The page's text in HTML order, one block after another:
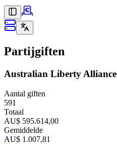
Partijgiften
Australian Liberty Alliance
Aantal giften
591
Totaal
AU$ 595.614,00
Gemiddelde
AU$ 1.007,81